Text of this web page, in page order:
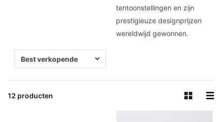
tentoonstellingen en zijn
prestigieuze designprijzen
wereldwijd gewonnen.
12 producten